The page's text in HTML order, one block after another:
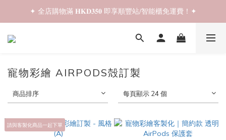
✦ 𝐁𝐚𝐜𝐤 𝐓𝐨 𝐒𝐜𝐡𝐨𝐨𝐥 𝐒𝐚𝐥𝐞📚 全店兩件𝟗折！✦
✦ 全店購物滿 𝐇𝐊𝐃𝟑𝟓𝟎 即享順豐站/智能櫃免運費！✦
✦ 𝐁𝐚𝐜𝐤 𝐓𝐨 𝐒𝐜𝐡𝐨𝐨𝐥 𝐒𝐚𝐥𝐞📚 全店兩件𝟗折！✦
寵物彩繪 AIRPODS殻訂製
商品排序 每頁顯示 24 個
請與客製化商品一起下單